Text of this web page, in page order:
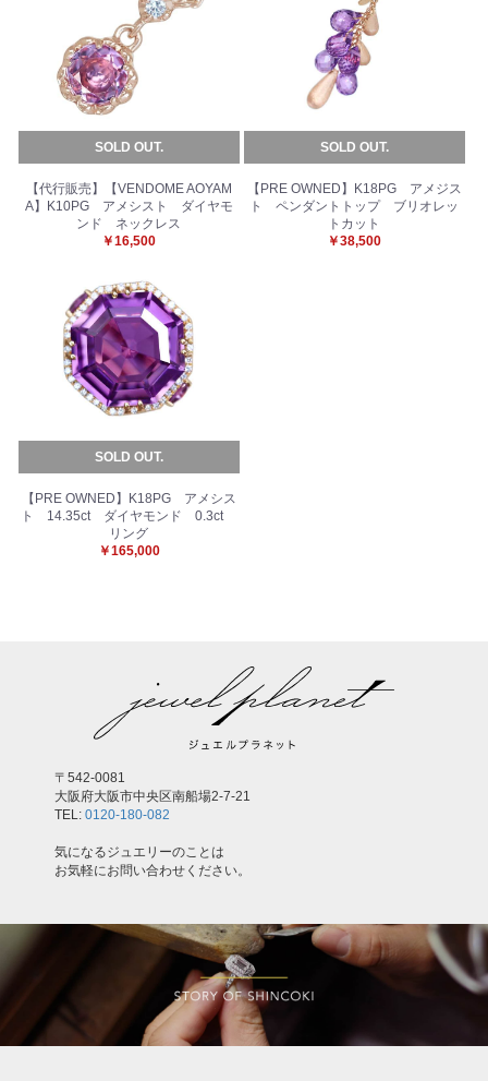
SOLD OUT.
【代行販売】【VENDOME AOYAM
A】K10PG アメシスト ダイヤモ
ンド ネックレス
￥16,500
SOLD OUT.
【PRE OWNED】K18PG アメジス
ト ペンダントトップ ブリオレッ
トカット
￥38,500
SOLD OUT.
【PRE OWNED】K18PG アメシス
ト 14.35ct ダイヤモンド 0.3ct
リング
￥165,000
お買い物を続ける
〒542-0081
大阪府大阪市中央区南船場2-7-21
TEL: 0120-180-082
気になるジュエリーのことは
お気軽にお問い合わせください。